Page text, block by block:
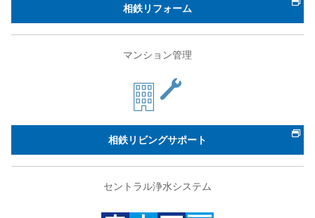
相鉄リフォーム
マンション管理
相鉄リビングサポート
セントラル浄水システム